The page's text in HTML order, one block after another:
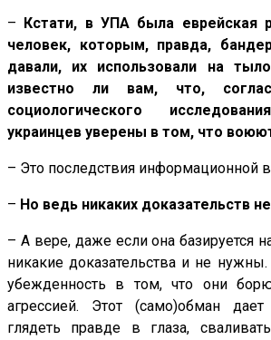
– Кстати, в УПА была еврейская
человек, которым, правда,
давали, их использовали на
известно ли вам, что,
социологического
украинцев уверены в том, что
– Это последствия информационной
– Но ведь никаких доказательств
– А вере, даже если она базируется
никакие доказательства и не нужны.
убежденность в том, что они
агрессией. Этот (само)обман
глядеть правде в глаза,